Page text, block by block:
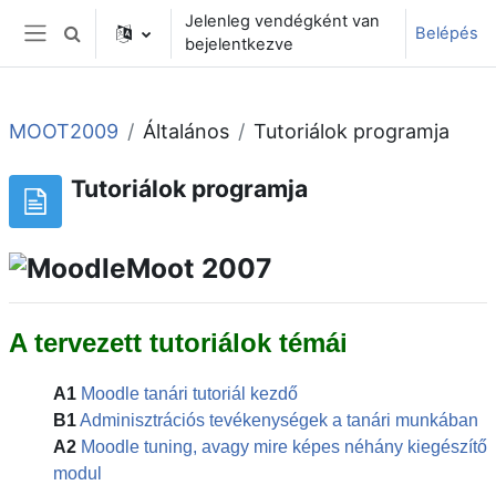
Tovább a fő tartalomhoz
Oldalpanel
Keresési bemeneti adatok váltása
Jelenleg vendégként van
bejelentkezve
Belépés
MOOT2009 Általános Tutoriálok programja
Tutoriálok programja
A tervezett tutoriálok témái
A1 Moodle tanári tutoriál kezdő
B1Adminisztrációs tevékenységek a tanári munkában
A2 Moodle tuning, avagy mire képes néhány kiegészítő
modul